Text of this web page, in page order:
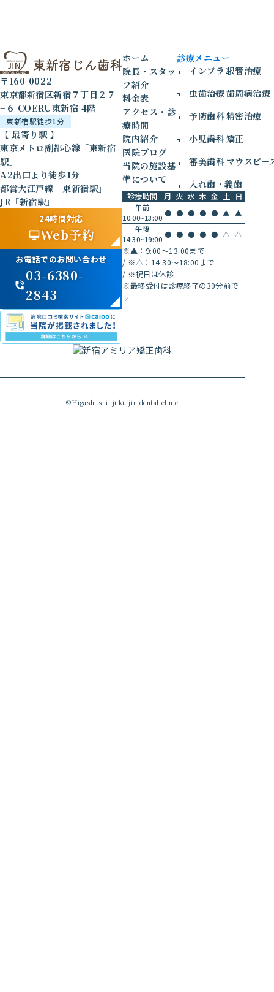
〒160-0022
東京都新宿区新宿７丁目２７
−６ COERU東新宿 4階
東新宿駅徒歩1分
【 最寄り駅 】
東京メトロ副都心線「東新宿
駅」
A2出口より徒歩1分
都営大江戸線「東新宿駅」
JR「新宿駅」
24時間対応
Web予約
お電話でのお問い合わせ
03-6380-
2843
ホーム
院長・スタッ
フ紹介
料金表
アクセス・診
療時間
院内紹介
医院ブログ
当院の施設基
準について
診療メニュー
インプラント根管治療
虫歯治療歯周病治療
予防歯科精密治療
小児歯科矯正
審美歯科 マウスピー
入れ歯・義歯
診療時間 月 火 水 木 金 土 日
午前
10:00~13:00 ● ● ● ● ● ▲ ▲
午後
14:30~19:00 ● ● ● ● ● △ △
※▲：9:00〜13:00まで
/ ※△：14:30〜18:00まで
/ ※祝日は休診
※最終受付は診療終了の30分前で
す
©Higashi shinjuku jin dental clinic